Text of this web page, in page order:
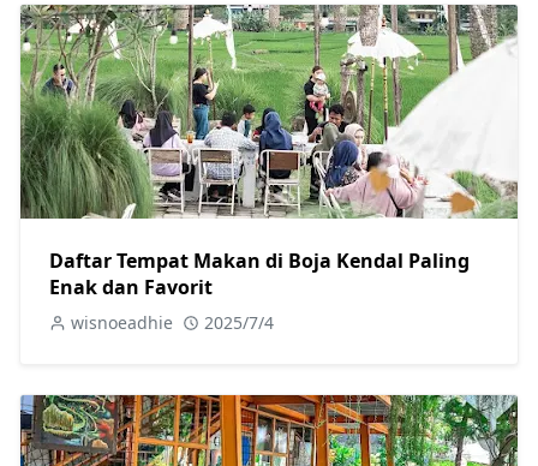
Daftar Tempat Makan di Boja Kendal Paling
Enak dan Favorit
wisnoeadhie 2025/7/4